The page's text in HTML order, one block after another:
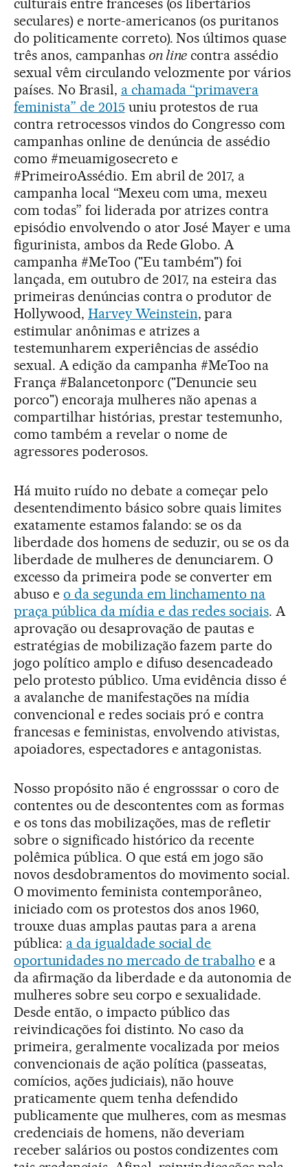
seculares) e norte-americanos (os puritanos
do politicamente correto). Nos últimos quase
três anos, campanhas on line contra assédio
sexual vêm circulando velozmente por vários
países. No Brasil, a chamada “primavera
feminista” de 2015 uniu protestos de rua
contra retrocessos vindos do Congresso com
campanhas online de denúncia de assédio
como #meuamigosecreto e
#PrimeiroAssédio. Em abril de 2017, a
campanha local “Mexeu com uma, mexeu
com todas” foi liderada por atrizes contra
episódio envolvendo o ator José Mayer e uma
figurinista, ambos da Rede Globo. A
campanha #MeToo ("Eu também") foi
lançada, em outubro de 2017, na esteira das
primeiras denúncias contra o produtor de
Hollywood, Harvey Weinstein, para
estimular anônimas e atrizes a
testemunharem experiências de assédio
sexual. A edição da campanha #MeToo na
França #Balancetonporc ("Denuncie seu
porco") encoraja mulheres não apenas a
compartilhar histórias, prestar testemunho,
como também a revelar o nome de
agressores poderosos.
Há muito ruído no debate a começar pelo
desentendimento básico sobre quais limites
exatamente estamos falando: se os da
liberdade dos homens de seduzir, ou se os da
liberdade de mulheres de denunciarem. O
excesso da primeira pode se converter em
abuso e o da segunda em linchamento na
praça pública da mídia e das redes sociais. A
aprovação ou desaprovação de pautas e
estratégias de mobilização fazem parte do
jogo político amplo e difuso desencadeado
pelo protesto público. Uma evidência disso é
a avalanche de manifestações na mídia
convencional e redes sociais pró e contra
francesas e feministas, envolvendo ativistas,
apoiadores, espectadores e antagonistas.
Nosso propósito não é engrosssar o coro de
contentes ou de descontentes com as formas
e os tons das mobilizações, mas de refletir
sobre o significado histórico da recente
polêmica pública. O que está em jogo são
novos desdobramentos do movimento social.
O movimento feminista contemporâneo,
iniciado com os protestos dos anos 1960,
trouxe duas amplas pautas para a arena
pública: a da igualdade social de
oportunidades no mercado de trabalho e a
da afirmação da liberdade e da autonomia de
mulheres sobre seu corpo e sexualidade.
Desde então, o impacto público das
reivindicações foi distinto. No caso da
primeira, geralmente vocalizada por meios
convencionais de ação política (passeatas,
comícios, ações judiciais), não houve
praticamente quem tenha defendido
publicamente que mulheres, com as mesmas
credenciais de homens, não deveriam
receber salários ou postos condizentes com